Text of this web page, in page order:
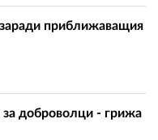
приближаващия
за доброволци - грижа